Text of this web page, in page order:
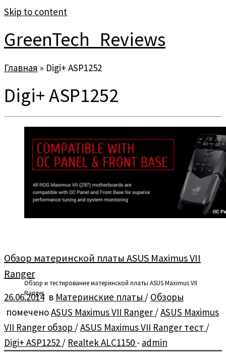
Skip to content
GreenTech_Reviews
Главная » Digi+ ASP1252
Digi+ ASP1252
Обзор и тестирование материнской платы ASUS Maximus VII
Ranger.
Обзор материнской платы ASUS Maximus VII
Ranger
26.06.2014в Материнские платы / Обзоры
помеченоASUS Maximus VII Ranger /ASUS Maximus
VII Ranger обзор /ASUS Maximus VII Ranger тест /
Digi+ ASP1252 / Realtek ALC1150 - admin